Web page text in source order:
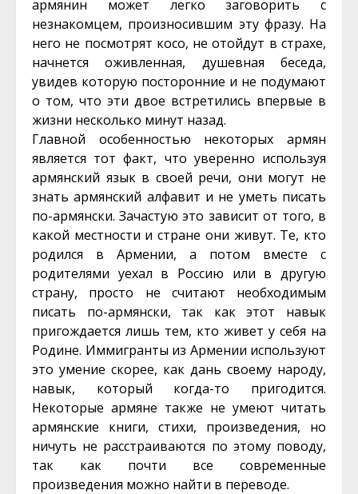
армянин может легко заговорить с
незнакомцем, произносившим эту фразу. На
него не посмотрят косо, не отойдут в страхе,
начнется оживленная, душевная беседа,
увидев которую посторонние и не подумают
о том, что эти двое встретились впервые в
жизни несколько минут назад.
Главной особенностью некоторых армян
является тот факт, что уверенно используя
армянский язык в своей речи, они могут не
знать армянский алфавит и не уметь писать
по-армянски. Зачастую это зависит от того, в
какой местности и стране они живут. Те, кто
родился в Армении, а потом вместе с
родителями уехал в Россию или в другую
страну, просто не считают необходимым
писать по-армянски, так как этот навык
пригождается лишь тем, кто живет у себя на
Родине. Иммигранты из Армении используют
это умение скорее, как дань своему народу,
навык, который когда-то пригодится.
Некоторые армяне также не умеют читать
армянские книги, стихи, произведения, но
ничуть не расстраиваются по этому поводу,
так как почти все современные
произведения можно найти в переводе.